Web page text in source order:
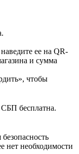
ее на QR-
и сумма
чтобы
СБП бесплатна.
нет необходимости